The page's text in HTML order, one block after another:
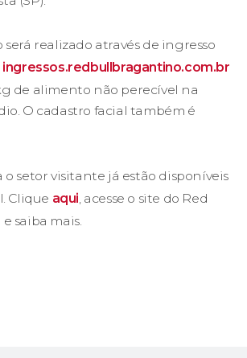
será realizado através de ingresso
ingressos.redbullbragantino.com.br
de alimento não perecível na
O cadastro facial também é
o setor visitante já estão disponíveis
Clique aqui, acesse o site do Red
saiba mais.